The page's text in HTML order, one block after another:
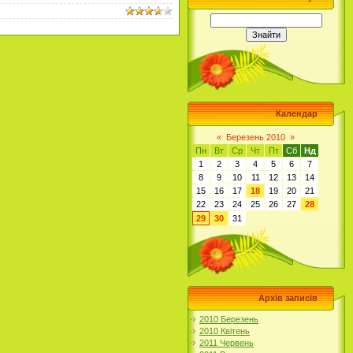
Календар
« Березень 2010 »
Пн
Вт Ср Чт Пт Сб
Нд
1
2 3 4 5 6
7
8
9 10 11 12 13
14
15
16 17 18 19 20
21
22
23 24 25 26 27
28
29
30 31
Архів записів
2010 Березень
2010 Квітень
2011 Червень